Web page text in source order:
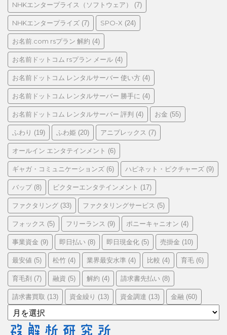
NHKエンタープライス（ソフトウェア） (7)
NHKエンタープライズ (7) SPO-X (24)
お名前.com rsプラン 解約 (4)
お名前ドットコム rsプラン メール (4)
お名前ドットコム レンタルサーバー 使い方 (4)
お名前ドットコム レンタルサーバー 勝手に (4)
お名前ドットコム レンタルサーバー 評判 (4) お金 (55)
ふわり (19) ふわ姫 (20) アニプレックス (7)
オールイン エンタテインメント (6)
ギャガ・コミュニケーションズ (6) ハピネット・ピクチャーズ (9)
バップ(8) ビクターエンタテインメント (17)
ファクタリング (33) ファクタリングサービス (5)
フォックス (5) フリーランス (9) ポニーキャニオン (4)
事業資金 (9) 即日払い (8) 即日現金化 (5) 売掛金 (10)
最安値 (5) 松竹 (4) 業界最安水準 (4) 比較 (4) 育毛 (6)
育毛剤 (7) 融資 (5) 解約 (4) 請求書先払い (8)
請求書買取 (13) 資金繰り (13) 資金調達 (13) 金融 (60)
ア
ー
カ